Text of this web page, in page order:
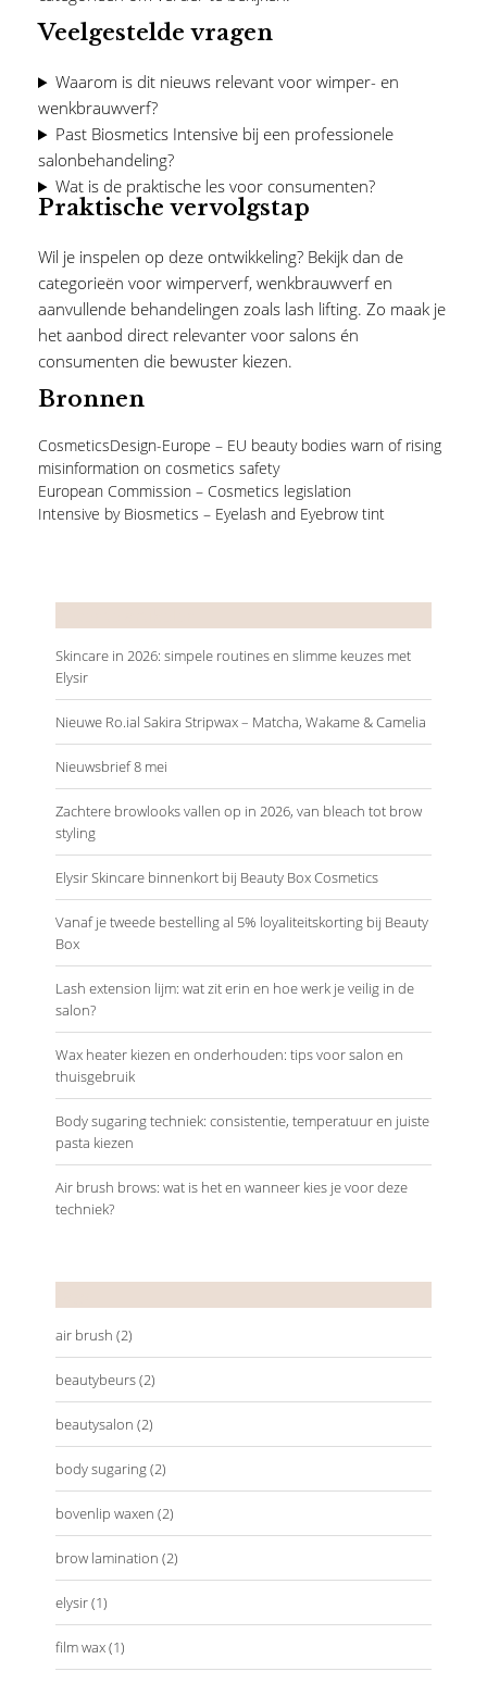
Veelgestelde vragen
Waarom is dit nieuws relevant voor wimper- en
wenkbrauwverf?
Past Biosmetics Intensive bij een professionele
salonbehandeling?
Wat is de praktische les voor consumenten?
Praktische vervolgstap
Wil je inspelen op deze ontwikkeling? Bekijk dan de
categorieën voor wimperverf, wenkbrauwverfen
aanvullende behandelingen zoals lash lifting. Zo maak je
het aanbod direct relevanter voor salons én
consumenten die bewuster kiezen.
Bronnen
CosmeticsDesign-Europe – EU beauty bodies warn of rising
misinformation on cosmetics safety
European Commission – Cosmetics legislation
Intensive by Biosmetics – Eyelash and Eyebrow tint
Skincare in 2026: simpele routines en slimme keuzes met
Elysir
Nieuwe Ro.ial Sakira Stripwax – Matcha, Wakame & Camelia
Nieuwsbrief 8 mei
Zachtere browlooks vallen op in 2026, van bleach tot brow
styling
Elysir Skincare binnenkort bij Beauty Box Cosmetics
Vanaf je tweede bestelling al 5% loyaliteitskorting bij Beauty
Box
Lash extension lijm: wat zit erin en hoe werk je veilig in de
salon?
Wax heater kiezen en onderhouden: tips voor salon en
thuisgebruik
Body sugaring techniek: consistentie, temperatuur en juiste
pasta kiezen
Air brush brows: wat is het en wanneer kies je voor deze
techniek?
air brush (2)
beautybeurs(2)
beautysalon (2)
body sugaring(2)
bovenlip waxen (2)
brow lamination (2)
elysir(1)
film wax(1)